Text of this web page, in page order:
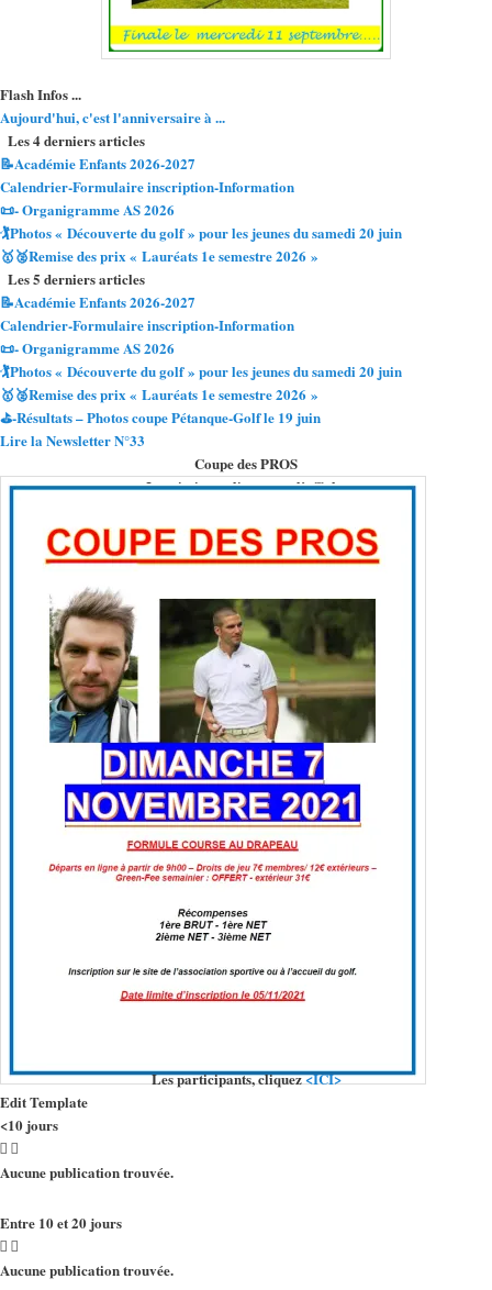
Flash Infos ...
Aujourd'hui, c'est l'anniversaire à ...
Les 4 derniers articles
📝Académie Enfants 2026-2027
Calendrier-Formulaire inscription-Information
📜- Organigramme AS 2026
🏌️Photos « Découverte du golf » pour les jeunes du samedi 20 juin
🥇🥈Remise des prix « Lauréats 1e semestre 2026 »
Les 5 derniers articles
📝Académie Enfants 2026-2027
Calendrier-Formulaire inscription-Information
📜- Organigramme AS 2026
🏌️Photos « Découverte du golf » pour les jeunes du samedi 20 juin
🥇🥈Remise des prix « Lauréats 1e semestre 2026 »
⛳-Résultats – Photos coupe Pétanque-Golf le 19 juin
Lire la Newsletter N°33
Coupe des PROS
Inscriptions, cliquez sur l’affiche
Les participants, cliquez<ICI>
Edit Template
<10 jours
Aucune publication trouvée.
Entre 10 et 20 jours
Aucune publication trouvée.